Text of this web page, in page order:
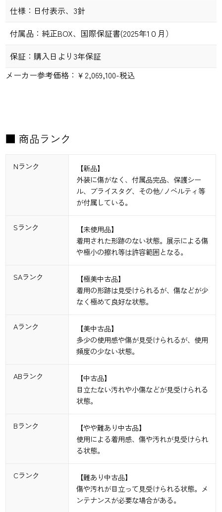
仕様： 日付表示、3針
付属品： 純正BOX、国際保証書(2025年1０月）
保証： 購入日より3年保証
メーカー参考価格： ￥2,069,100-税込
■ 商品ランク
Nランク
【新品】
外装に傷がなく、付属品完品、保護シー
ル、ブライスタグ、その他/ノベルティ等
が付属している。
Sランク
【未使用品】
着用された形跡のない状態。展示による傷
や極小の擦れ等は許容範囲となる。
SAランク
【極美中古品】
着用の形跡は見受けられるが、傷などが少
なく極めて良好な状態。
Aランク
【美中古品】
多少の使用感や傷が見受けられるが、使用
頻度の少ない状態。
ABランク
【中古品】
目立たない汚れや小傷などが見受けられる
状態。
Bランク
【やや難あり中古品】
使用による着用感、傷や汚れが見受けられ
る状態。
Cランク
【難あり中古品】
傷や汚れが目立って見受けられる状態。メ
ンテナンスが必要な場合がある。